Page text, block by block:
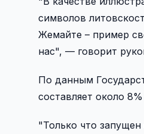
символов
Жемайте – пример
нас", — говорит
По данным
составляет около
"Только что